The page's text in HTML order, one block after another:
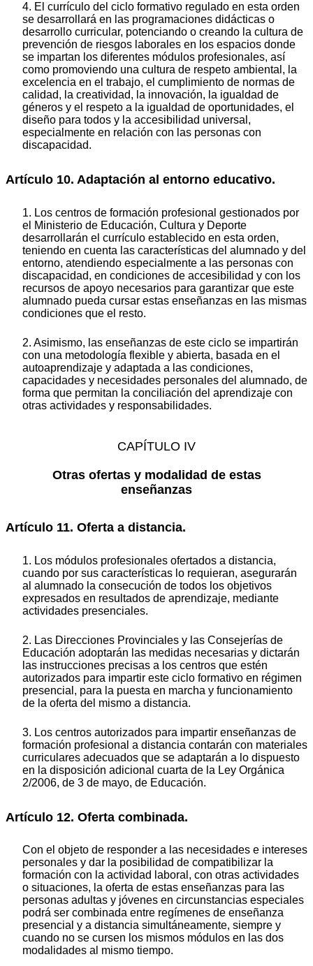
4. El currículo del ciclo formativo regulado en esta orden
se desarrollará en las programaciones didácticas o
desarrollo curricular, potenciando o creando la cultura de
prevención de riesgos laborales en los espacios donde
se impartan los diferentes módulos profesionales, así
como promoviendo una cultura de respeto ambiental, la
excelencia en el trabajo, el cumplimiento de normas de
calidad, la creatividad, la innovación, la igualdad de
géneros y el respeto a la igualdad de oportunidades, el
diseño para todos y la accesibilidad universal,
especialmente en relación con las personas con
discapacidad.
Artículo 10. Adaptación al entorno educativo.
1. Los centros de formación profesional gestionados por
el Ministerio de Educación, Cultura y Deporte
desarrollarán el currículo establecido en esta orden,
teniendo en cuenta las características del alumnado y del
entorno, atendiendo especialmente a las personas con
discapacidad, en condiciones de accesibilidad y con los
recursos de apoyo necesarios para garantizar que este
alumnado pueda cursar estas enseñanzas en las mismas
condiciones que el resto.
2. Asimismo, las enseñanzas de este ciclo se impartirán
con una metodología flexible y abierta, basada en el
autoaprendizaje y adaptada a las condiciones,
capacidades y necesidades personales del alumnado, de
forma que permitan la conciliación del aprendizaje con
otras actividades y responsabilidades.
CAPÍTULO IV
Otras ofertas y modalidad de estas
enseñanzas
Artículo 11. Oferta a distancia.
1. Los módulos profesionales ofertados a distancia,
cuando por sus características lo requieran, asegurarán
al alumnado la consecución de todos los objetivos
expresados en resultados de aprendizaje, mediante
actividades presenciales.
2. Las Direcciones Provinciales y las Consejerías de
Educación adoptarán las medidas necesarias y dictarán
las instrucciones precisas a los centros que estén
autorizados para impartir este ciclo formativo en régimen
presencial, para la puesta en marcha y funcionamiento
de la oferta del mismo a distancia.
3. Los centros autorizados para impartir enseñanzas de
formación profesional a distancia contarán con materiales
curriculares adecuados que se adaptarán a lo dispuesto
en la disposición adicional cuarta de la Ley Orgánica
2/2006, de 3 de mayo, de Educación.
Artículo 12. Oferta combinada.
Con el objeto de responder a las necesidades e intereses
personales y dar la posibilidad de compatibilizar la
formación con la actividad laboral, con otras actividades
o situaciones, la oferta de estas enseñanzas para las
personas adultas y jóvenes en circunstancias especiales
podrá ser combinada entre regímenes de enseñanza
presencial y a distancia simultáneamente, siempre y
cuando no se cursen los mismos módulos en las dos
modalidades al mismo tiempo.